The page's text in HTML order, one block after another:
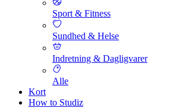
Sport & Fitness
Sundhed & Helse
Indretning & Dagligvarer
Alle
Kort
How to Studiz